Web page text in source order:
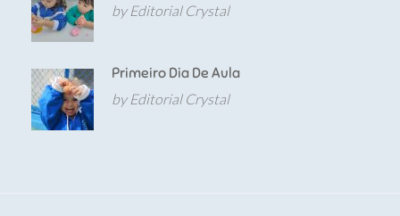
by Editorial Crystal
Primeiro Dia De Aula
by Editorial Crystal